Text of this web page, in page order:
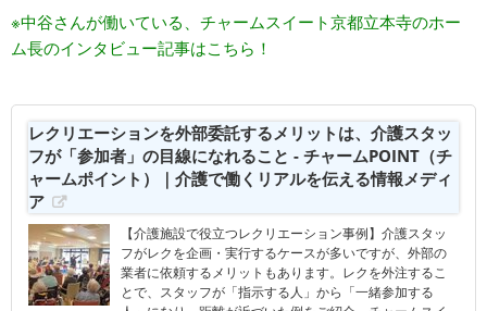
※中谷さんが働いている、チャームスイート京都立本寺のホー
ム長のインタビュー記事はこちら！
レクリエーションを外部委託するメリットは、介護スタッ
フが「参加者」の目線になれること - チャームPOINT（チ
ャームポイント）｜介護で働くリアルを伝える情報メディ
ア
【介護施設で役立つレクリエーション事例】介護スタッ
フがレクを企画・実行するケースが多いですが、外部の
業者に依頼するメリットもあります。レクを外注するこ
とで、スタッフが「指示する人」から「一緒参加する